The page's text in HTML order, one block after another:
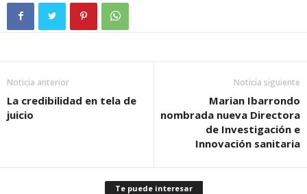
Noticia anterior
La credibilidad en tela de
juicio
Noticia siguiente
Marian Ibarrondo
nombrada nueva Directora
de Investigación e
Innovación sanitaria
Te puede interesar